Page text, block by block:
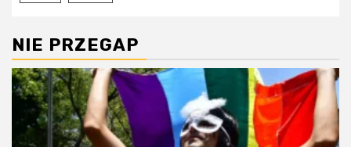
NIE PRZEGAP